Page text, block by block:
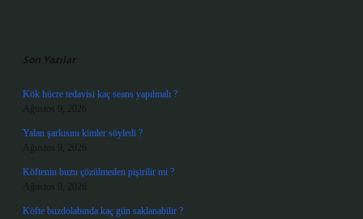
Son Yazılar
Kök hücre tedavisi kaç seans yapılmalı ?
Ağustos 9, 2026
Yalan şarkısını kimler söyledi ?
Ağustos 9, 2026
Köftenin buzu çözülmeden pişirilir mi ?
Ağustos 9, 2026
Köfte buzdolabında kaç gün saklanabilir ?